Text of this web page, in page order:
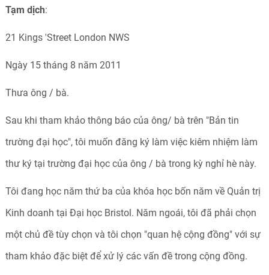
Tạm dịch:
21 Kings 'Street London NWS
Ngày 15 tháng 8 năm 2011
Thưa ông / bà.
Sau khi tham khảo thông báo của ông/ bà trên "Bản tin
trường đại học", tôi muốn đăng ký làm việc kiêm nhiệm làm
thư ký tại trường đại học của ông / bà trong kỳ nghỉ hè này.
Tôi đang học năm thứ ba của khóa học bốn năm về Quản trị
Kinh doanh tại Đại học Bristol. Năm ngoái, tôi đã phải chọn
một chủ đề tùy chọn và tôi chọn "quan hệ cộng đồng" với sự
tham khảo đặc biệt để xử lý các vấn đề trong cộng đồng.